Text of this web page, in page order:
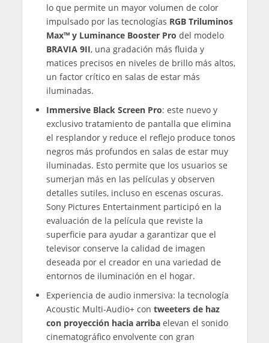
lo que permite un mayor volumen de color
impulsado por las tecnologías RGB Triluminos
Max™ y Luminance Booster Pro del modelo
BRAVIA 9II, una gradación más fluida y
matices precisos en niveles de brillo más altos,
un factor crítico en salas de estar más
iluminadas.
Immersive Black Screen Pro: este nuevo y
exclusivo tratamiento de pantalla que elimina
el resplandor y reduce el reflejo produce tonos
negros más profundos en salas de estar muy
iluminadas. Esto permite que los usuarios se
sumerjan más en las películas y observen
detalles sutiles, incluso en escenas oscuras.
Sony Pictures Entertainment participó en la
evaluación de la película que reviste la
superficie para ayudar a garantizar que el
televisor conserve la calidad de imagen
deseada por el creador en una variedad de
entornos de iluminación en el hogar.
Experiencia de audio inmersiva: la tecnología
Acoustic Multi-Audio+ con tweeters de haz
con proyección hacia arribaelevan el sonido
cinematográfico envolvente con gran